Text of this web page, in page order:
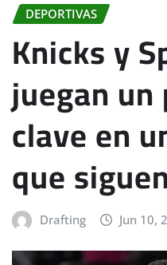
DEPORTIVAS
Knicks y
juegan
clave en
que
Drafting Jun 10,